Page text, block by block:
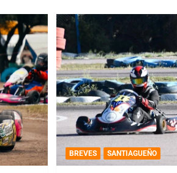
BREVES SANTIAGUEÑO